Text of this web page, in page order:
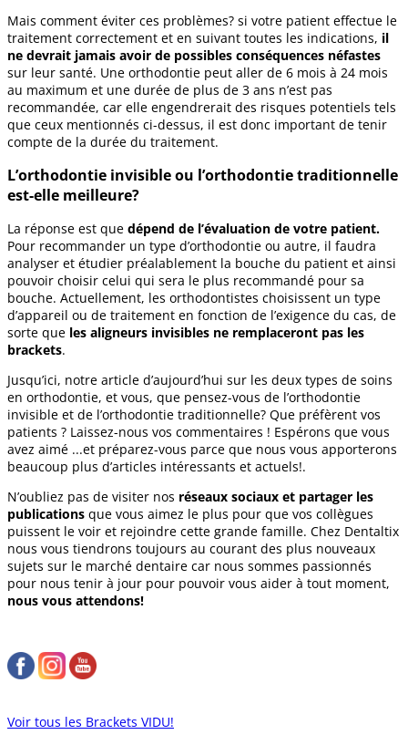
Mais comment éviter ces problèmes? si votre patient effectue le
traitement correctement et en suivant toutes les indications, il
ne devrait jamais avoir de possibles conséquences néfastes
sur leur santé. Une orthodontie peut aller de 6 mois à 24 mois
au maximum et une durée de plus de 3 ans n’est pas
recommandée, car elle engendrerait des risques potentiels tels
que ceux mentionnés ci-dessus, il est donc important de tenir
compte de la durée du traitement.
L’orthodontie invisible ou l’orthodontie traditionnelle
est-elle meilleure?
La réponse est que dépend de l’évaluation de votre patient.
Pour recommander un type d’orthodontie ou autre, il faudra
analyser et étudier préalablement la bouche du patient et ainsi
pouvoir choisir celui qui sera le plus recommandé pour sa
bouche. Actuellement, les orthodontistes choisissent un type
d’appareil ou de traitement en fonction de l’exigence du cas, de
sorte que les aligneurs invisibles ne remplaceront pas les
brackets.
Jusqu’ici, notre article d’aujourd’hui sur les deux types de soins
en orthodontie, et vous, que pensez-vous de l’orthodontie
invisible et de l’orthodontie traditionnelle? Que préfèrent vos
patients ? Laissez-nous vos commentaires ! Espérons que vous
avez aimé ...et préparez-vous parce que nous vous apporterons
beaucoup plus d’articles intéressants et actuels!.
N’oubliez pas de visiter nos réseaux sociaux et partager les
publications que vous aimez le plus pour que vos collègues
puissent le voir et rejoindre cette grande famille. Chez Dentaltix
nous vous tiendrons toujours au courant des plus nouveaux
sujets sur le marché dentaire car nous sommes passionnés
pour nous tenir à jour pour pouvoir vous aider à tout moment,
nous vous attendons!
Voir tous les Brackets VIDU!